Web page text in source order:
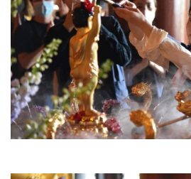
寺
院
礼
视
频
录